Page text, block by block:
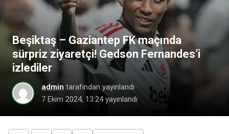
Beşiktaş – Gaziantep FK maçında
sürpriz ziyaretçi! Gedson Fernandes’i
izlediler
admin tarafından yayınlandı
7 Ekim 2024, 13:24yayınlandı